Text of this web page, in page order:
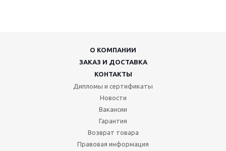
О КОМПАНИИ
ЗАКАЗ И ДОСТАВКА
КОНТАКТЫ
Дипломы и сертификаты
Новости
Вакансии
Гарантия
Возврат товара
Правовая информация